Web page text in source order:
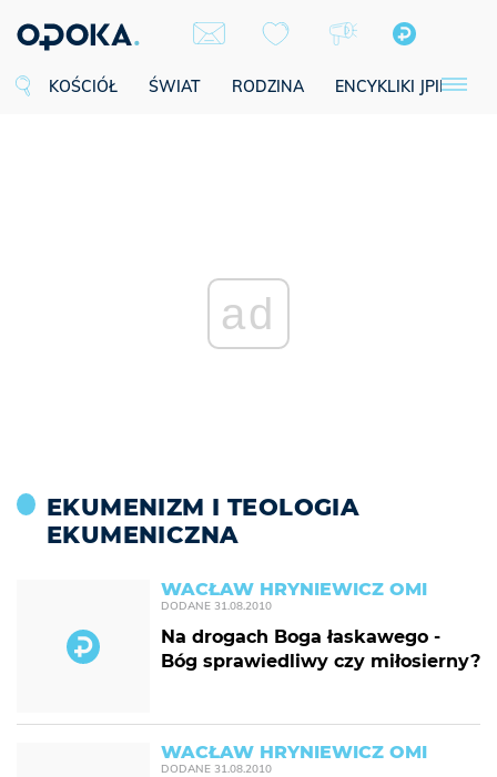
KOŚCIÓŁ ŚWIAT RODZINA ENCYKLIKI JPII
ad
EKUMENIZM I TEOLOGIA
EKUMENICZNA
WACŁAW HRYNIEWICZ OMI
DODANE 31.08.2010
Na drogach Boga łaskawego -
Bóg sprawiedliwy czy miłosierny?
WACŁAW HRYNIEWICZ OMI
DODANE 31.08.2010